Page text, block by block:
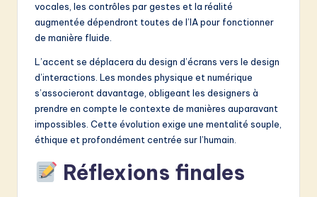
vocales, les contrôles par gestes et la réalité
augmentée dépendront toutes de l’IA pour fonctionner
de manière fluide.
L’accent se déplacera du design d’écrans vers le design
d’interactions. Les mondes physique et numérique
s’associeront davantage, obligeant les designers à
prendre en compte le contexte de manières auparavant
impossibles. Cette évolution exige une mentalité souple,
éthique et profondément centrée sur l’humain.
Réflexions finales